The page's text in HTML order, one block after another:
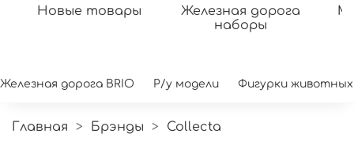
Новые товары
Железная дорога
наборы
Железная дорога BRIO Р/у модели Фигурки животных
Главная Брэнды Collecta